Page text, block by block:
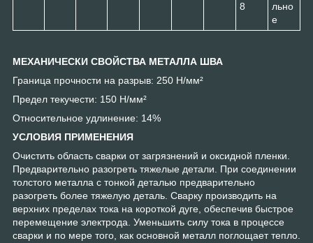
8
льно
е
МЕХАНИЧЕСКИ СВОЙСТВА МЕТАЛЛА ШВА
Граница прочности на разрыв: 250 Н/мм²
Предел текучести: 150 Н/мм²
Относительное удлинение: 14%
УСЛОВИЯ ПРИМЕНЕНИЯ
Очистить область сварки от загрязнений и оксидной пленки.
Предварительно разогреть тяжелые детали. При соединении
толстого металла с тонкой деталью предварительно
разогреть более тяжелую деталь. Сварку производить на
верхних пределах тока на короткой дуге, обеспечив быстрое
перемещение электрода. Уменьшить силу тока в процессе
сварки и по мере того, как основной металл поглощает тепло.